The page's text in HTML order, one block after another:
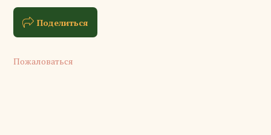
Поделиться
Пожаловаться